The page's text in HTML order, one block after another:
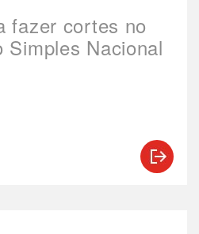
fazer cortes no
Simples Nacional